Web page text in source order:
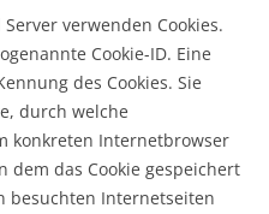
verwenden Cookies.
Cookie-ID. Eine
des Cookies. Sie
durch welche
konkreten Internetbrowser
dem das Cookie gespeichert
besuchten Internetseiten